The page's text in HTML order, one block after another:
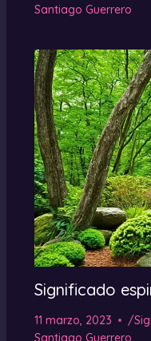
Santiago Guerrero
Significado
11 marzo, 2023 /
Santiago Guerrero